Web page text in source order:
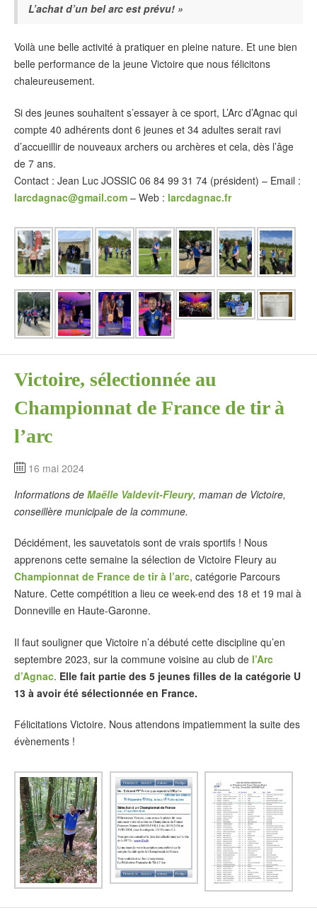
L’achat d’un bel arc est prévu! »
Voilà une belle activité à pratiquer en pleine nature. Et une bien
belle performance de la jeune Victoire que nous félicitons
chaleureusement.
Si des jeunes souhaitent s’essayer à ce sport, L’Arc d’Agnac qui
compte 40 adhérents dont 6 jeunes et 34 adultes serait ravi
d’accueillir de nouveaux archers ou archères et cela, dès l’âge
de 7 ans.
Contact : Jean Luc JOSSIC 06 84 99 31 74 (président) – Email :
larcdagnac@gmail.com – Web : larcdagnac.fr
Victoire, sélectionnée au
Championnat de France de tir à
l’arc
16 mai 2024
Informations de Maëlle Valdevit-Fleury, maman de Victoire,
conseillère municipale de la commune.
Décidément, les sauvetatois sont de vrais sportifs ! Nous
apprenons cette semaine la sélection de Victoire Fleury au
Championnat de France de tir à l’arc, catégorie Parcours
Nature. Cette compétition a lieu ce week-end des 18 et 19 mai à
Donneville en Haute-Garonne.
Il faut souligner que Victoire n’a débuté cette discipline qu’en
septembre 2023, sur la commune voisine au club de l’Arc
d’Agnac. Elle fait partie des 5 jeunes filles de la catégorie U
13 à avoir été sélectionnée en France.
Félicitations Victoire. Nous attendons impatiemment la suite des
évènements !